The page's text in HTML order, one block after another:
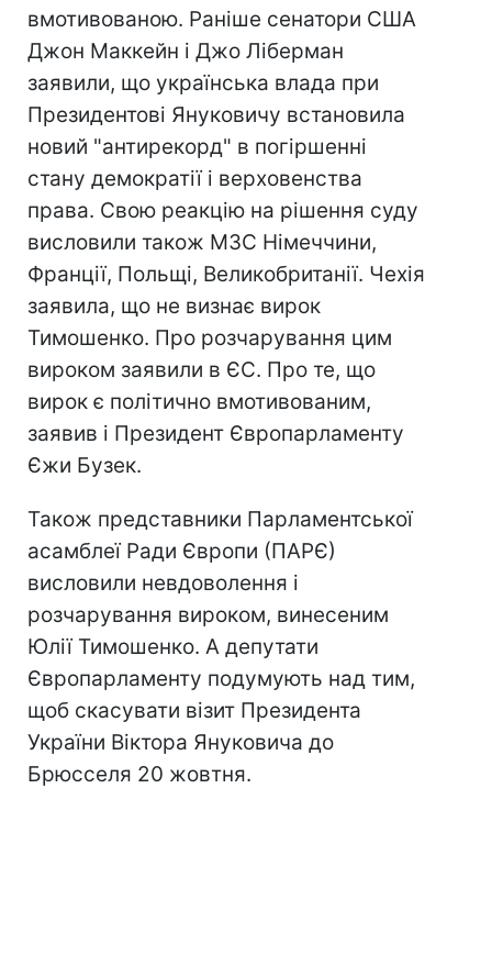
вмотивованою. Раніше сенатори США
Джон Маккейн і Джо Ліберман
заявили, що українська влада при
Президентові Януковичу встановила
новий "антирекорд" в погіршенні
стану демократії і верховенства
права. Свою реакцію на рішення суду
висловили також МЗС Німеччини,
Франції, Польщі, Великобританії. Чехія
заявила, що не визнає вирок
Тимошенко. Про розчарування цим
вироком заявили в ЄС. Про те, що
вирок є політично вмотивованим,
заявив і Президент Європарламенту
Єжи Бузек.
Також представники Парламентської
асамблеї Ради Європи (ПАРЄ)
висловили невдоволення і
розчарування вироком, винесеним
Юлії Тимошенко. А депутати
Європарламенту подумують над тим,
щоб скасувати візит Президента
України Віктора Януковича до
Брюсселя 20 жовтня.